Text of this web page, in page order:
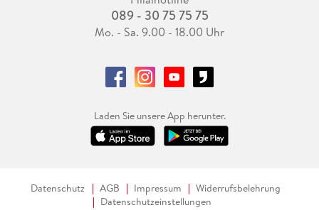
089 - 30 75 75 75
Mo. - Sa. 9.00 - 18.00 Uhr
Laden Sie unsere App herunter.
Datenschutz AGB Impressum
Widerrufsbelehrung
Datenschutzeinstellungen